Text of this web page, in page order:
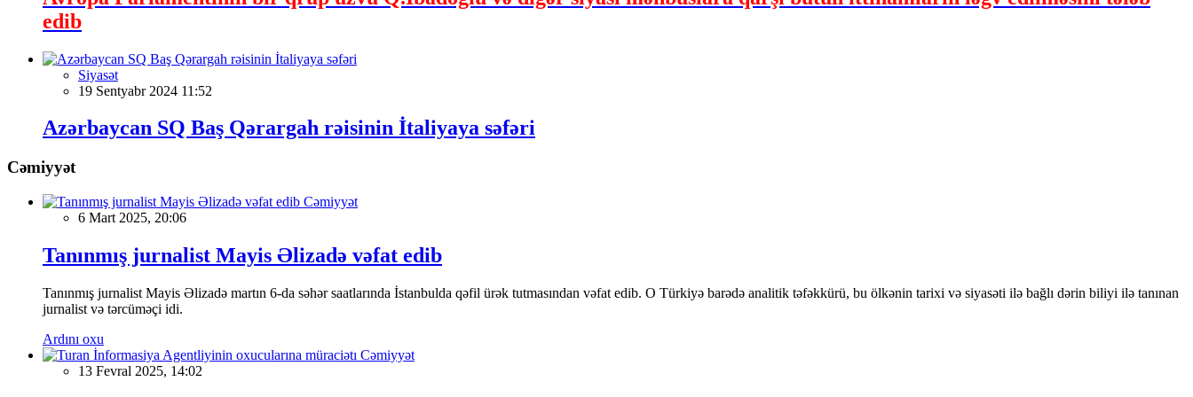
edib
Siyasət
19 Sentyabr 2024 11:52
Azərbaycan SQ Baş Qərargah rəisinin İtaliyaya səfəri
Cəmiyyət
Cəmiyyət
6 Mart 2025, 20:06
Tanınmış jurnalist Mayis Əlizadə vəfat edib
Tanınmış jurnalist Mayis Əlizadə martın 6-da səhər saatlarında İstanbulda qəfil ürək tutmasından vəfat edib. O Türkiyə barədə analitik təfəkkürü, bu ölkənin tarixi və siyasəti ilə bağlı dərin biliyi ilə tanınan
jurnalist və tərcüməçi idi.
Ardını oxu
Cəmiyyət
13 Fevral 2025, 14:02